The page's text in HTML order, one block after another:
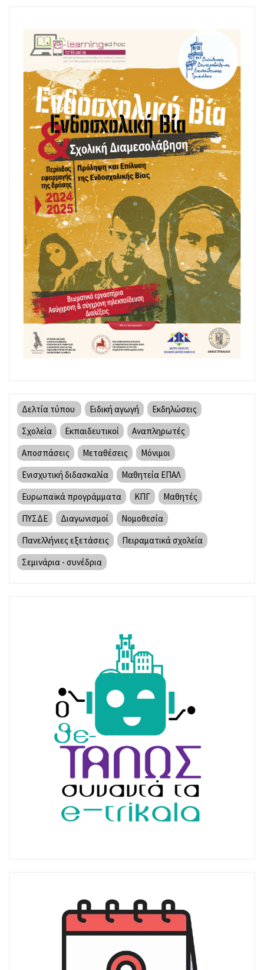
Δελτία τύπου Ειδική αγωγή
Εκδηλώσεις
Σχολεία
Εκπαιδευτικοί
Αναπληρωτές
Αποσπάσεις
Μεταθέσεις
Μόνιμοι
Ενισχυτική διδασκαλία
Μαθητεία ΕΠΑΛ
Ευρωπαϊκά προγράμματα
ΚΠΓ
Μαθητές
ΠΥΣΔΕ
Διαγωνισμοί
Νομοθεσία
Πανελλήνιες εξετάσεις
Πειραματικά σχολεία
Σεμινάρια - συνέδρια